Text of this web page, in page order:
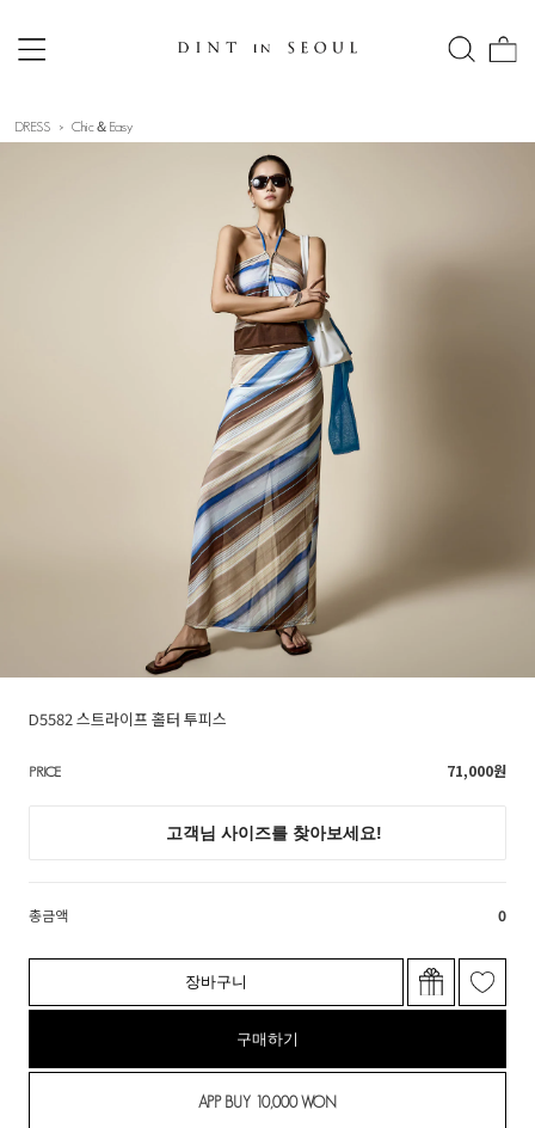
DRESS Chic＆Easy
D5582 스트라이프 홀터 투피스
PRICE 71,000원
총금액 0
장바구니
구매하기